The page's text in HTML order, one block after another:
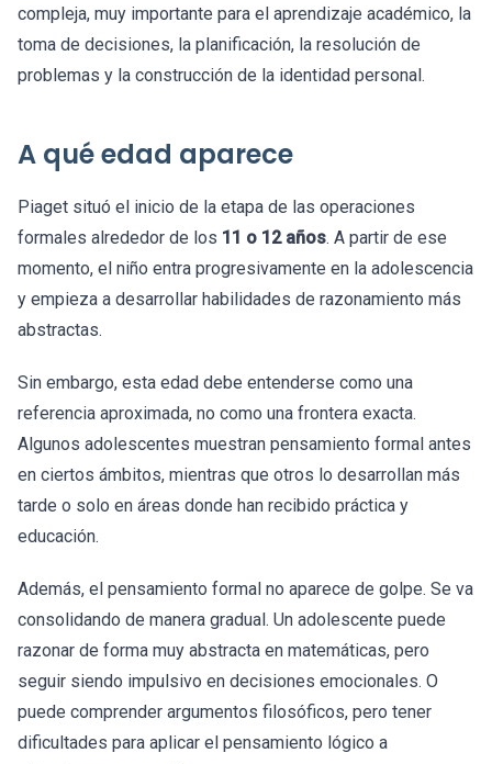
compleja, muy importante para el aprendizaje académico, la
toma de decisiones, la planificación, la resolución de
problemas y la construcción de la identidad personal.
A qué edad aparece
Piaget situó el inicio de la etapa de las operaciones
formales alrededor de los 11 o 12 años. A partir de ese
momento, el niño entra progresivamente en la adolescencia
y empieza a desarrollar habilidades de razonamiento más
abstractas.
Sin embargo, esta edad debe entenderse como una
referencia aproximada, no como una frontera exacta.
Algunos adolescentes muestran pensamiento formal antes
en ciertos ámbitos, mientras que otros lo desarrollan más
tarde o solo en áreas donde han recibido práctica y
educación.
Además, el pensamiento formal no aparece de golpe. Se va
consolidando de manera gradual. Un adolescente puede
razonar de forma muy abstracta en matemáticas, pero
seguir siendo impulsivo en decisiones emocionales. O
puede comprender argumentos filosóficos, pero tener
dificultades para aplicar el pensamiento lógico a